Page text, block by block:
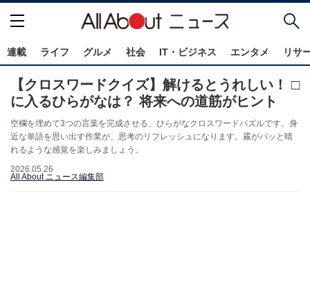
連載 ライフ グルメ 社会 IT・ビジネス エンタメ リサ
【クロスワードクイズ】解けるとうれしい！ □
に入るひらがなは？ 将来への道筋がヒント
空欄を埋めて3つの言葉を完成させる、ひらがなクロスワードパズルです。身
近な単語を思い出す作業が、思考のリフレッシュになります。霧がパッと晴
れるような感覚を楽しみましょう。
2026.05.26
All About ニュース編集部